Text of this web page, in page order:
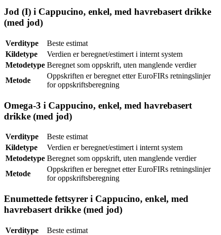
Jod (I) i Cappucino, enkel, med havrebasert drikke
(med jod)
Verditype
Beste estimat
Kildetype
Verdien er beregnet/estimert i internt system
Metodetype Beregnet som oppskrift, uten manglende verdier
Metode
Oppskriften er beregnet etter EuroFIRs retningslinjer
for oppskriftsberegning
Omega-3 i Cappucino, enkel, med havrebasert
drikke (med jod)
Verditype
Beste estimat
Kildetype
Verdien er beregnet/estimert i internt system
Metodetype Beregnet som oppskrift, uten manglende verdier
Metode
Oppskriften er beregnet etter EuroFIRs retningslinjer
for oppskriftsberegning
Enumettede fettsyrer i Cappucino, enkel, med
havrebasert drikke (med jod)
Verditype
Beste estimat